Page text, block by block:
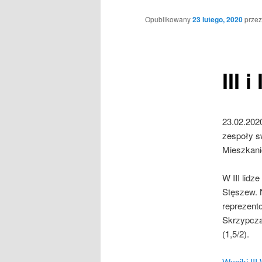
III i
Opublikowany23 lutego, 2020
zespoły
W III
Stęszew.
(1,5/2).